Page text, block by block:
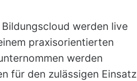
werden live
praxisorientierten
werden
für den zulässigen Einsatz